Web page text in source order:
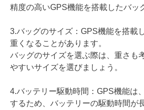
精度の高いGPS機能を搭載したバッ
3.バッグのサイズ：GPS機能を搭載
重くなることがあります。
バッグのサイズを選ぶ際は、重さも
やすいサイズを選びましょう。
4.バッテリー駆動時間：GPS機能は
するため、バッテリーの駆動時間が